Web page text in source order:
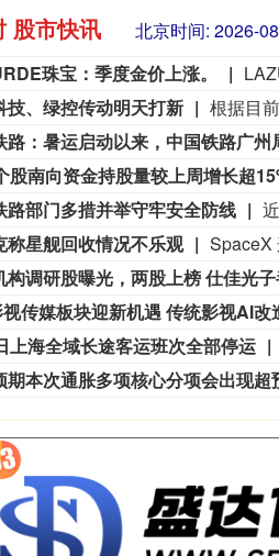
3563.12 47.56 1.35%
股市快讯 北京时间: 2026-
珠宝：季度金价上涨。
技、绿控传动明天打新
股南向资金持股量较上周增长超
路部门多措并举守牢安全防线
称星舰回收情况不乐观
构调研股曝光，两股上榜 仕佳光
传媒板块迎新机遇 传统影视AI改
上海全域长途客运班次全部停运
期本次通胀多项核心分项会出现超